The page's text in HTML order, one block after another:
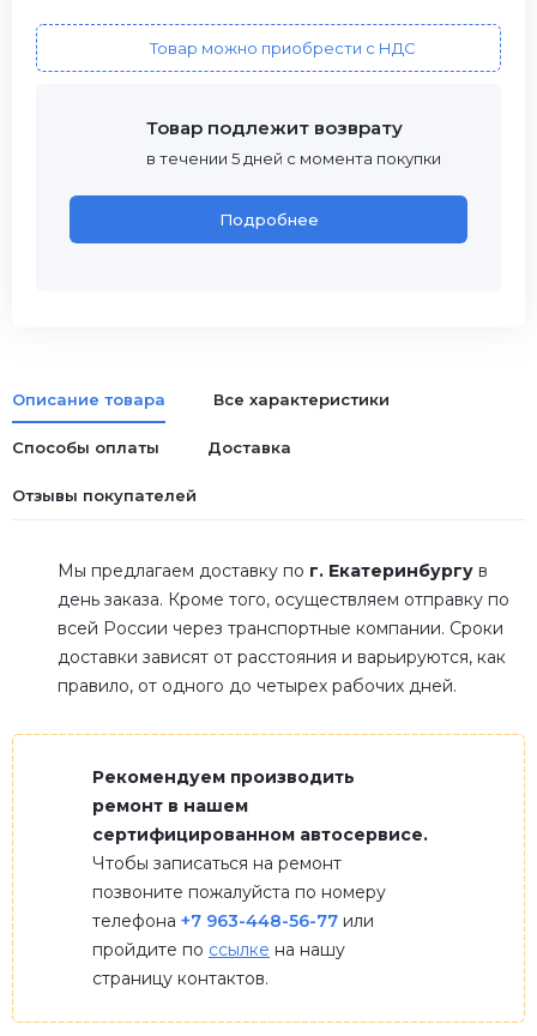
Товар можно приобрести с НДС
Товар подлежит возврату
в течении 5 дней с момента покупки
Подробнее
Описание товара Все характеристики
Способы оплаты Доставка
Отзывы покупателей
Мы предлагаем доставку по г. Екатеринбургу в
день заказа. Кроме того, осуществляем отправку по
всей России через транспортные компании. Сроки
доставки зависят от расстояния и варьируются, как
правило, от одного до четырех рабочих дней.
Рекомендуем производить
ремонт в нашем
сертифицированном автосервисе.
Чтобы записаться на ремонт
позвоните пожалуйста по номеру
телефона +7 963-448-56-77 или
пройдите по ссылке на нашу
страницу контактов.